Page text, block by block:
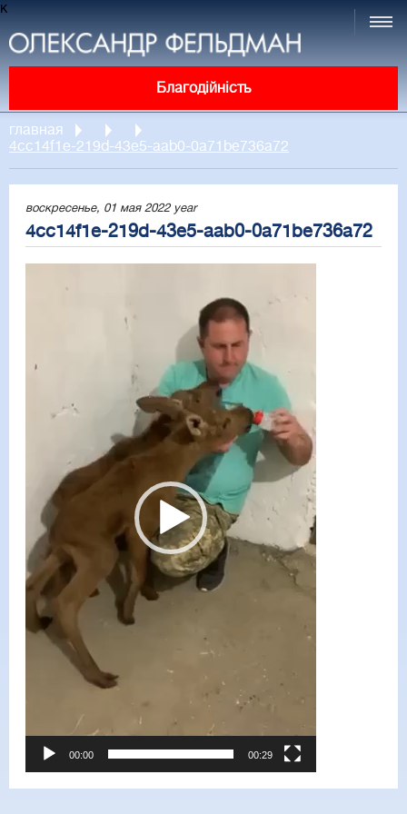
к
Благодійність
главная
4cc14f1e-219d-43e5-aab0-0a71be736a72
воскресенье, 01 мая 2022 year
4cc14f1e-219d-43e5-aab0-0a71be736a72
00:00 00:29